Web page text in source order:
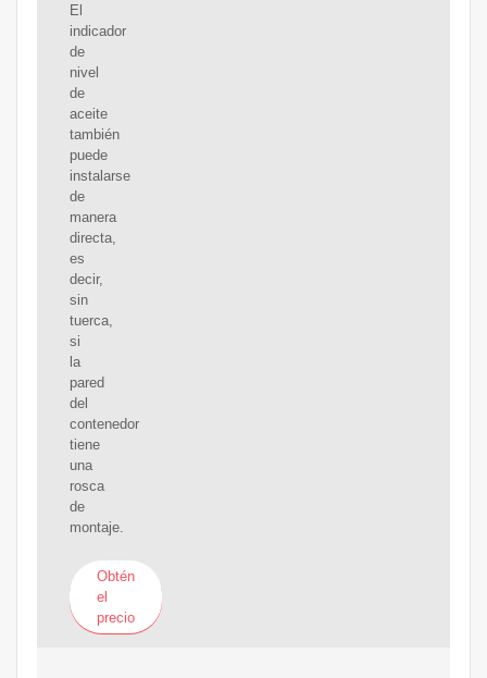
El
indicador
de
nivel
de
aceite
también
puede
instalarse
de
manera
directa,
es
decir,
sin
tuerca,
si
la
pared
del
contenedor
tiene
una
rosca
de
montaje.
Obtén
el
precio